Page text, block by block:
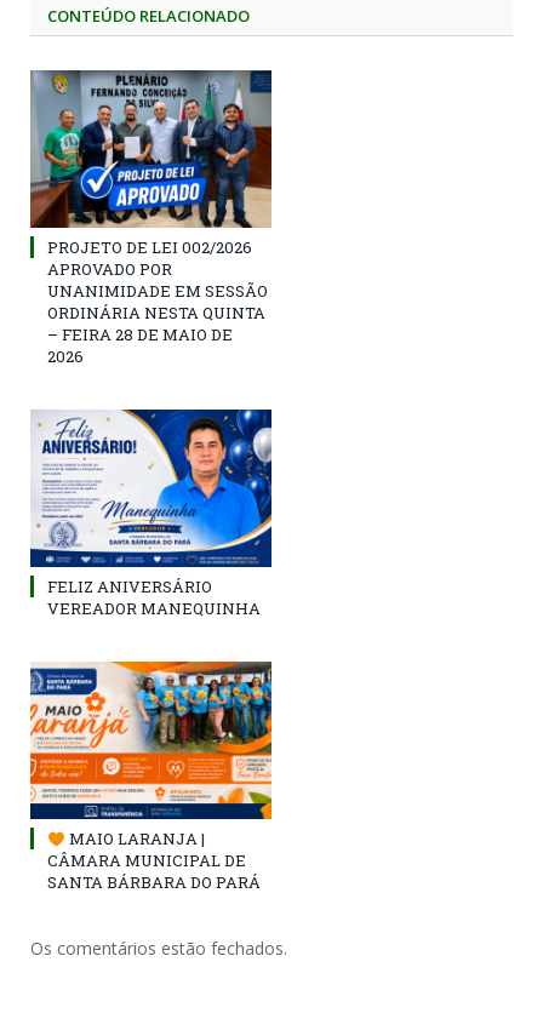
CONTEÚDO RELACIONADO
PROJETO DE LEI 002/2026
APROVADO POR
UNANIMIDADE EM SESSÃO
ORDINÁRIA NESTA QUINTA
– FEIRA 28 DE MAIO DE
2026
FELIZ ANIVERSÁRIO
VEREADOR MANEQUINHA
MAIO LARANJA |
CÂMARA MUNICIPAL DE
SANTA BÁRBARA DO PARÁ
Os comentários estão fechados.